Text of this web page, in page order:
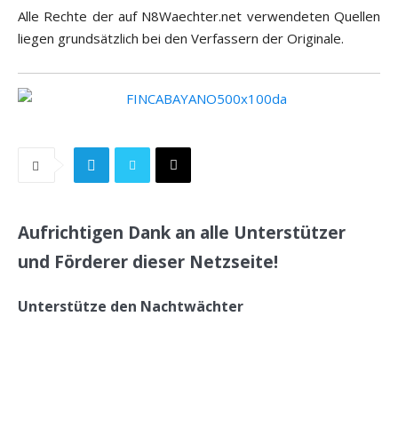
Alle Rechte der auf N8Waechter.net verwendeten Quellen
liegen grundsätzlich bei den Verfassern der Originale.
Aufrichtigen Dank an alle Unterstützer
und Förderer dieser Netzseite!
Unterstütze den Nachtwächter